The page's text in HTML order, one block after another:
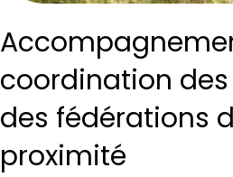
coordination
des fédérations
proximité